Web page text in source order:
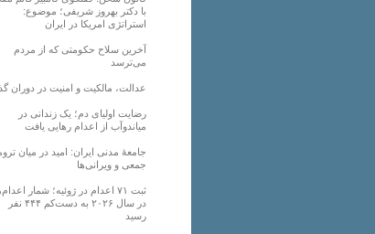
با دکتر بهروز شریفی؛ موضوع:
استراتژی امریکا در ایران
آخرین سلاح حکومتی که از مردم
می‌ترسد
عدالت، مالکیت و امنیت در دوران
رضایت اولیای دم؛ یک زندانی در
میاندوآب از اعدام رهایی یافت
جامعهٔ مدنی ایران: امید در میان
جمعی و ویرانی‌ها
ثبت ۷۱ اعدام در ژوئیه؛ شمار
در سال ۲۰۲۶ به دست‌کم ۴۴۴ نفر
رسید